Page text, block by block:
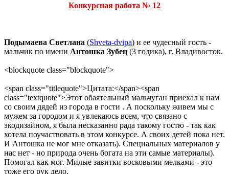
Конкурсная работа № 12
Подымаева Светлана (Shveta-dvipa) и ее чудесный гость -
мальчик по имени Антошка Зубец (3 годика), г. Владивосток.
<blockquote class="blockquote">
<span class="titlequote">Цитата:</span><span
class="textquote">Этот обаятельный мальчуган приехал к нам
со своим дядей из города в гости . А поскольку живем мы с
мужем за городом и я увлекаюсь всем, что связано с
экодизайном, я была несказанно рада такому гостю - так как
хотела поучаствовать в этом конкурсе. А своих детей пока нет.
И Антошка не мог мне отказать). Специальных материалов у
нас нет - но природа очень богата на эти самые материалы).
Помогал как мог. Милые завитки восковыми мелками - это
тоже его рук дело.